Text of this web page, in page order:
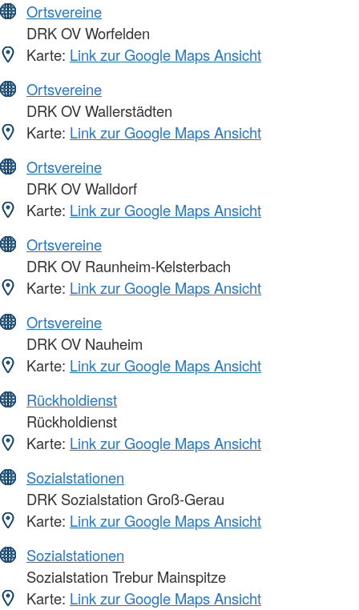
Ortsvereine
DRK OV Worfelden
Karte: Link zur Google Maps Ansicht
Ortsvereine
DRK OV Wallerstädten
Karte: Link zur Google Maps Ansicht
Ortsvereine
DRK OV Walldorf
Karte: Link zur Google Maps Ansicht
Ortsvereine
DRK OV Raunheim-Kelsterbach
Karte: Link zur Google Maps Ansicht
Ortsvereine
DRK OV Nauheim
Karte: Link zur Google Maps Ansicht
Rückholdienst
Rückholdienst
Karte: Link zur Google Maps Ansicht
Sozialstationen
DRK Sozialstation Groß-Gerau
Karte: Link zur Google Maps Ansicht
Sozialstationen
Sozialstation Trebur Mainspitze
Karte: Link zur Google Maps Ansicht